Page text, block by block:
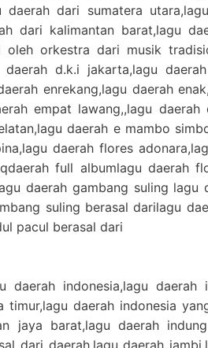
daerah dari sumatera
dari kalimantan barat,lagu
orkestra dari musik
d.k.i jakarta,lagu
enrekang,lagu daerah
empat lawang,,lagu
daerah e mambo
daerah flores
full albumlagu daerah
daerah gambang suling lagu
suling berasal darilagu
pacul berasal dari
daerah indonesia,lagu
timur,lagu daerah indonesia
jaya barat,lagu daerah